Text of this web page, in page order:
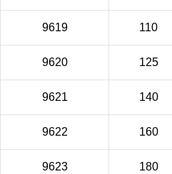
9619 110
9620 125
9621 140
9622 160
9623 180